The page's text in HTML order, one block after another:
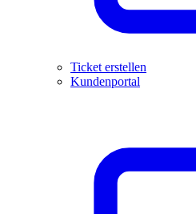
Ticket erstellen
Kundenportal